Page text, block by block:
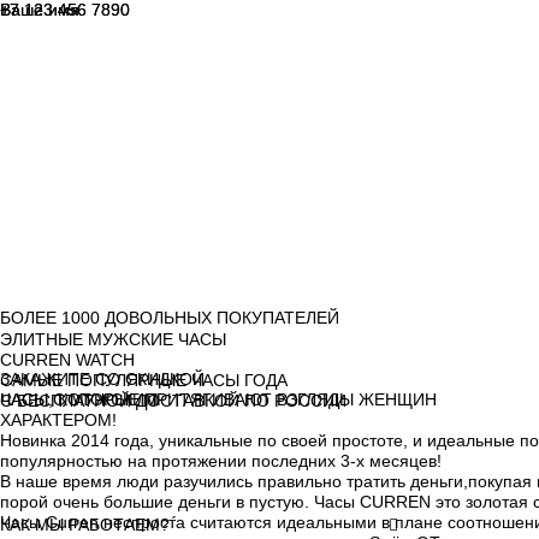
БОЛЕЕ 1000 ДОВОЛЬНЫХ ПОКУПАТЕЛЕЙ
ЭЛИТНЫЕ МУЖСКИЕ ЧАСЫ
CURREN WATCH
САМЫЕ ПОПУЛЯРНЫЕ ЧАСЫ ГОДА
С БЕСПЛАТНОЙ ДОСТАВКОЙ ПО РОССИИ
ЗАКАЖИТЕ СО СКИДКОЙ
ЧАСЫ С МУЖСКИМ
ХАРАКТЕРОМ!
Новинка 2014 года, уникальные по своей простоте, и идеальные
популярностью на протяжении последних 3-х месяцев!
В наше время люди разучились правильно тратить
порой очень большие деньги в пустую. Часы CURREN это
Часы Curren неспроста считаются идеальными в плане
ЧАСЫ, КОТОРЫЕ ПРИТЯГИВАЮТ ВЗГЛЯДЫ ЖЕНЩИН
КАК МЫ РАБОТАЕМ?

Ваше имя
+7 123 456 7890
Ваше имя
+7 123 456 7890